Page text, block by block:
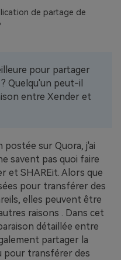
de partage de
pour partager
Quelqu'un peut-il
entre Xender et
sur Quora, j'ai
savent pas quoi faire
et SHAREit. Alors que
pour transférer des
elles peuvent être
raisons . Dans cet
détaillée entre
partager la
pour transférer des